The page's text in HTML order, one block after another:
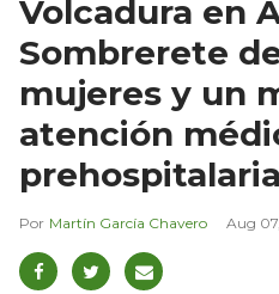
Volcadura en
Sombrerete
mujeres y un
atención
prehospitalaria
Martín García Chavero Aug